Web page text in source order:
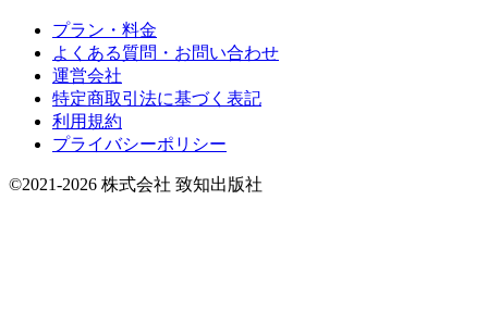
プラン・料金
よくある質問・お問い合わせ
運営会社
特定商取引法に基づく表記
利用規約
プライバシーポリシー
©2021-2026 株式会社 致知出版社